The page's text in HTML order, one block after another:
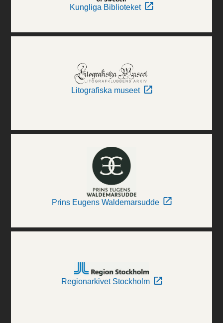
Kungliga Biblioteket
Litografiska museet
Prins Eugens Waldemarsudde
Regionarkivet Stockholm